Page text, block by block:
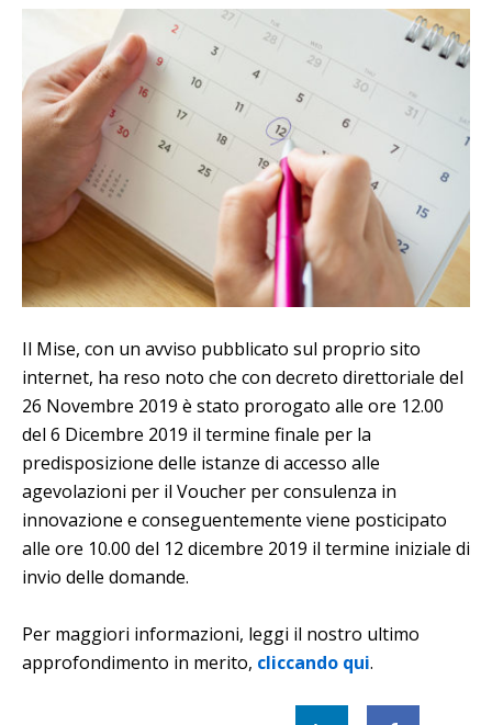
Il Mise, con un avviso pubblicato sul proprio sito
internet, ha reso noto che con decreto direttoriale del
26 Novembre 2019 è stato prorogato alle ore 12.00
del 6 Dicembre 2019 il termine finale per la
predisposizione delle istanze di accesso alle
agevolazioni per il Voucher per consulenza in
innovazione e conseguentemente viene posticipato
alle ore 10.00 del 12 dicembre 2019 il termine iniziale di
invio delle domande.
Per maggiori informazioni, leggi il nostro ultimo
approfondimento in merito, cliccando qui.